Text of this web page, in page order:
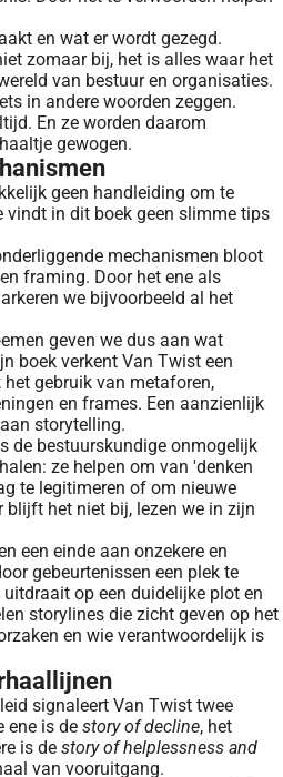
en wat er wordt gezegd.
zomaar bij, het is alles waar het
van bestuur en organisaties.
in andere woorden zeggen.
En ze worden daarom
gewogen.
geen handleiding om te
vindt in dit boek geen slimme tips
mechanismen bloot
framing. Door het ene als
we bijvoorbeeld al het
geven we dus aan wat
boek verkent Van Twist een
gebruik van metaforen,
en frames. Een aanzienlijk
storytelling.
de bestuurskundige onmogelijk
ze helpen om van 'denken
te legitimeren of om nieuwe
blijft het niet bij, lezen we in zijn
een einde aan onzekere en
gebeurtenissen een plek te
op een duidelijke plot en
storylines die zicht geven op het
en wie verantwoordelijk is
signaleert Van Twist twee
ene is de story of decline, het
is de story of helplessness and
van vooruitgang.